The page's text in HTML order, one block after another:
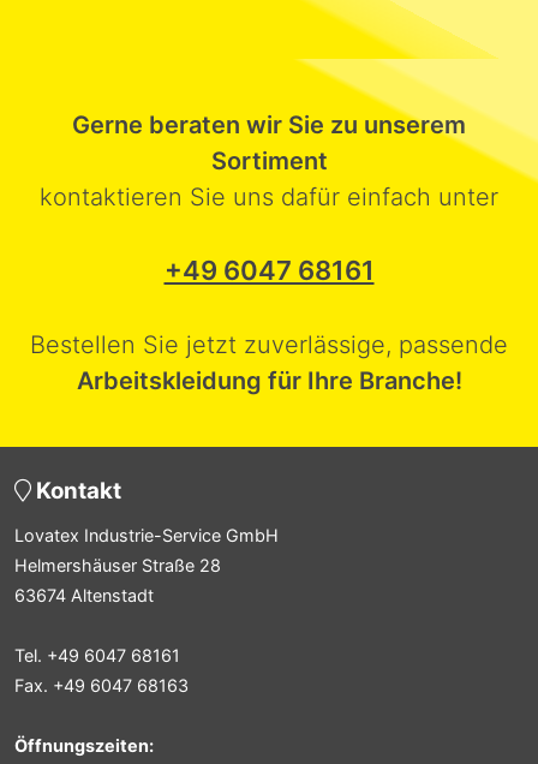
Gerne beraten wir Sie zu unserem
Sortiment
kontaktieren Sie uns dafür einfach unter
+49 6047 68161
Bestellen Sie jetzt zuverlässige, passende
Arbeitskleidung für Ihre Branche!
Kontakt
Lovatex Industrie-Service GmbH
Helmershäuser Straße 28
63674 Altenstadt
Tel. +49 6047 68161
Fax. +49 6047 68163
Öffnungszeiten: